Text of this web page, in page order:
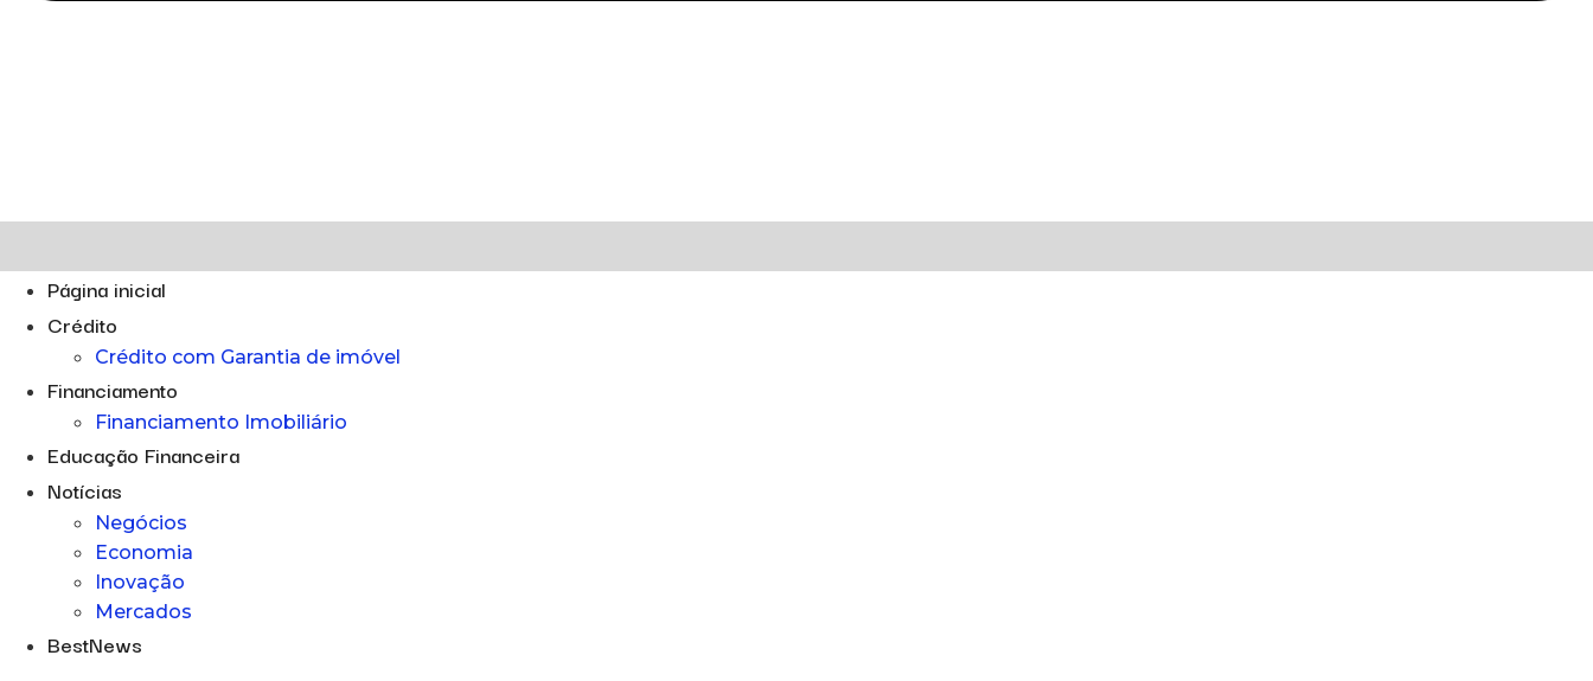
Página inicial
Crédito
Crédito com Garantia de imóvel
Financiamento
Financiamento Imobiliário
Educação Financeira
Notícias
Negócios
Economia
Inovação
Mercados
BestNews